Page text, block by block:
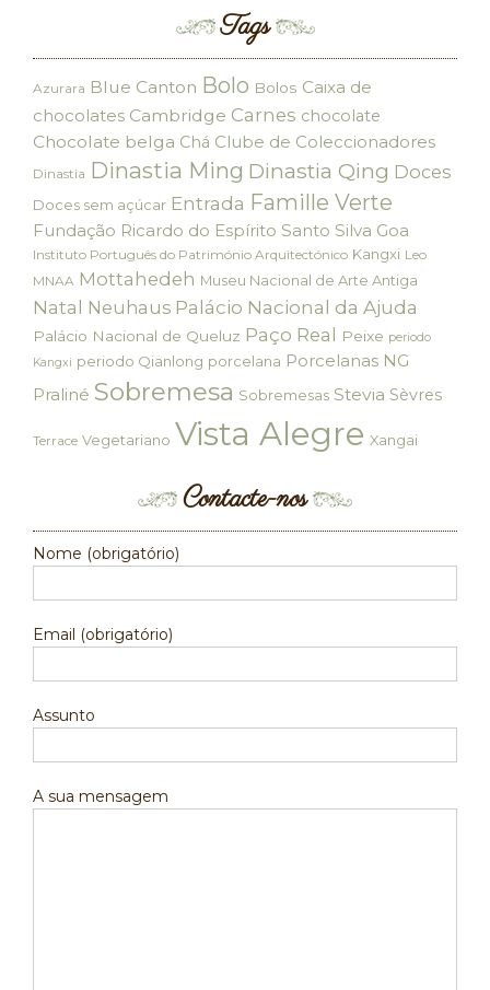
Tags
Azurara Blue Canton Bolo Bolos Caixa de
chocolates Cambridge Carnes chocolate
Chocolate belga Chá Clube de Coleccionadores
Dinastia Dinastia Ming Dinastia Qing Doces
Doces sem açúcar Entrada Famille Verte
Fundação Ricardo do Espírito Santo Silva Goa
Instituto Português do Património Arquitectónico Kangxi Leo
MNAA Mottahedeh Museu Nacional de Arte Antiga
Natal Neuhaus Palácio Nacional da Ajuda
Palácio Nacional de Queluz Paço Real Peixe periodo
Kangxi periodo Qianlong porcelana Porcelanas NG
Praliné Sobremesa Sobremesas Stevia Sèvres
Terrace Vegetariano Vista Alegre Xangai
Contacte-nos
Nome (obrigatório)
Email (obrigatório)
Assunto
A sua mensagem